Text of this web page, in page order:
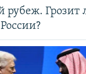
рубеж. Грозит